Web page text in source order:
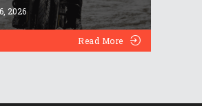
2026
Read More